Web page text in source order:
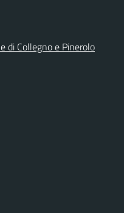
di Collegno e Pinerolo